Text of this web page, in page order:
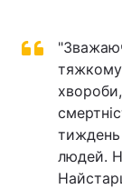
тяжкому
тиждень
людей.